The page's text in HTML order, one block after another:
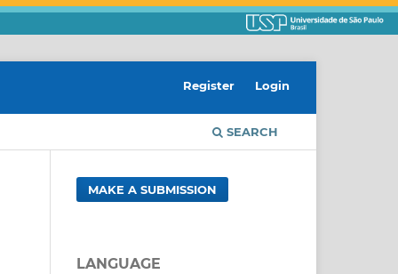
SEARCH
Register Login
MAKE A SUBMISSION
LANGUAGE